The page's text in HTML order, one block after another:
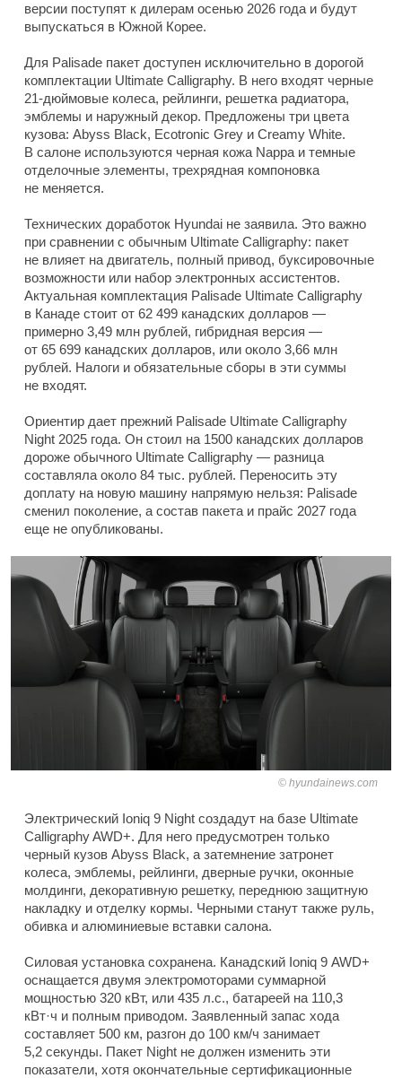
версии поступят к дилерам осенью 2026 года и будут
выпускаться в Южной Корее.
Для Palisade пакет доступен исключительно в дорогой
комплектации Ultimate Calligraphy. В него входят черные
21-дюймовые колеса, рейлинги, решетка радиатора,
эмблемы и наружный декор. Предложены три цвета
кузова: Abyss Black, Ecotronic Grey и Creamy White.
В салоне используются черная кожа Nappa и темные
отделочные элементы, трехрядная компоновка
не меняется.
Технических доработок Hyundai не заявила. Это важно
при сравнении с обычным Ultimate Calligraphy: пакет
не влияет на двигатель, полный привод, буксировочные
возможности или набор электронных ассистентов.
Актуальная комплектация Palisade Ultimate Calligraphy
в Канаде стоит от 62 499 канадских долларов —
примерно 3,49 млн рублей, гибридная версия —
от 65 699 канадских долларов, или около 3,66 млн
рублей. Налоги и обязательные сборы в эти суммы
не входят.
Ориентир дает прежний Palisade Ultimate Calligraphy
Night 2025 года. Он стоил на 1500 канадских долларов
дороже обычного Ultimate Calligraphy — разница
составляла около 84 тыс. рублей. Переносить эту
доплату на новую машину напрямую нельзя: Palisade
сменил поколение, а состав пакета и прайс 2027 года
еще не опубликованы.
hyundainews.com
Электрический Ioniq 9 Night создадут на базе Ultimate
Calligraphy AWD+. Для него предусмотрен только
черный кузов Abyss Black, а затемнение затронет
колеса, эмблемы, рейлинги, дверные ручки, оконные
молдинги, декоративную решетку, переднюю защитную
накладку и отделку кормы. Черными станут также руль,
обивка и алюминиевые вставки салона.
Силовая установка сохранена. Канадский Ioniq 9 AWD+
оснащается двумя электромоторами суммарной
мощностью 320 кВт, или 435 л.с., батареей на 110,3
кВт·ч и полным приводом. Заявленный запас хода
составляет 500 км, разгон до 100 км/ч занимает
5,2 секунды. Пакет Night не должен изменить эти
показатели, хотя окончательные сертификационные